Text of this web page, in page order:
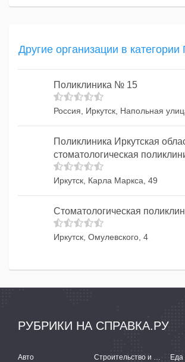
Другие организации в
Поликлиника № 15
Россия, Иркутск, Напольная
Поликлиника Иркутская
стоматологическая
Иркутск, Карла Маркса, 49
Стоматологическая
Иркутск, Омулевского, 4
РУБРИКИ НА СПРАВКА.РУ
Авто Строительство и ремонт
Еда